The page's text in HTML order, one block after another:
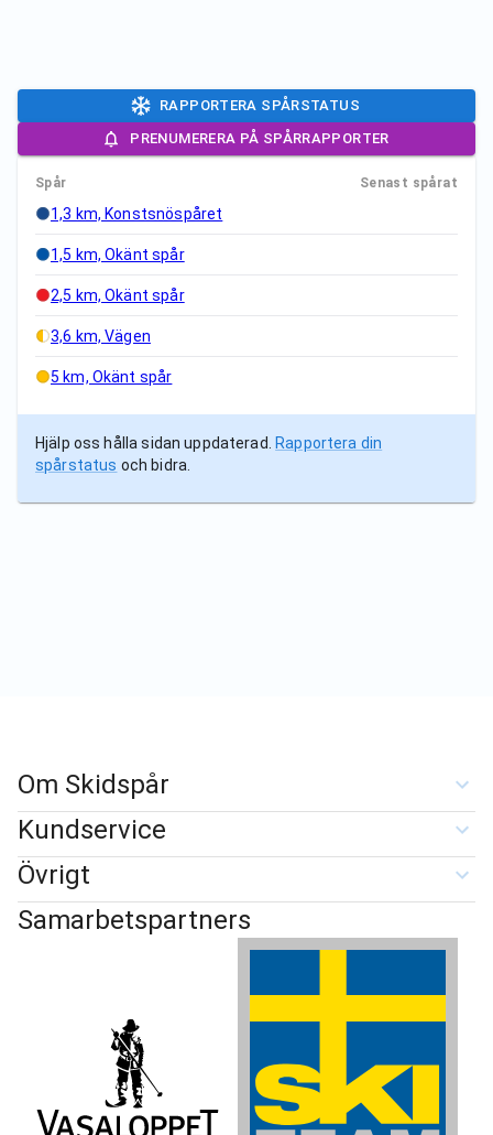
RAPPORTERA SPÅRSTATUS
PRENUMERERA PÅ SPÅRRAPPORTER
Spår Senast spårat
1,3 km, Konstsnöspåret
1,5 km, Okänt spår
2,5 km, Okänt spår
3,6 km, Vägen
5 km, Okänt spår
Hjälp oss hålla sidan uppdaterad.
Rapportera din
spårstatus och bidra.
Om Skidspår
Kundservice
Övrigt
Samarbetspartners